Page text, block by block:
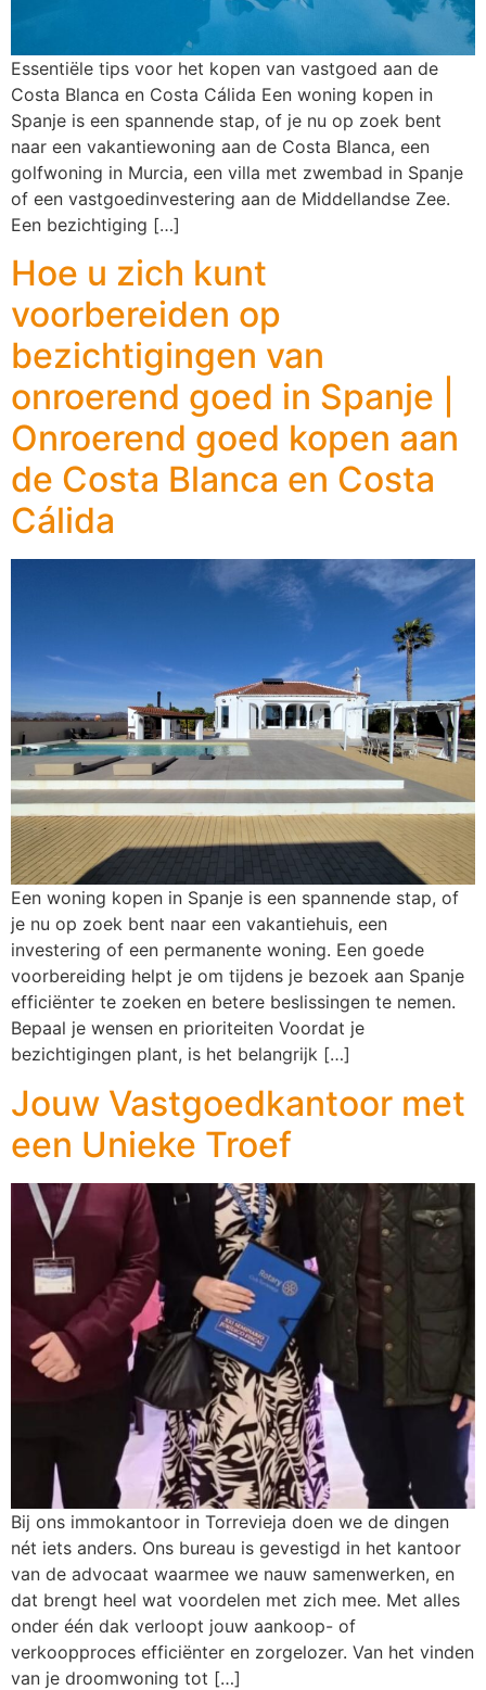
Essentiële tips voor het kopen van vastgoed aan de
Costa Blanca en Costa Cálida Een woning kopen in
Spanje is een spannende stap, of je nu op zoek bent
naar een vakantiewoning aan de Costa Blanca, een
golfwoning in Murcia, een villa met zwembad in Spanje
of een vastgoedinvestering aan de Middellandse Zee.
Een bezichtiging […]
Hoe u zich kunt
voorbereiden op
bezichtigingen van
onroerend goed in Spanje |
Onroerend goed kopen aan
de Costa Blanca en Costa
Cálida
Een woning kopen in Spanje is een spannende stap, of
je nu op zoek bent naar een vakantiehuis, een
investering of een permanente woning. Een goede
voorbereiding helpt je om tijdens je bezoek aan Spanje
efficiënter te zoeken en betere beslissingen te nemen.
Bepaal je wensen en prioriteiten Voordat je
bezichtigingen plant, is het belangrijk […]
Jouw Vastgoedkantoor met
een Unieke Troef
Bij ons immokantoor in Torrevieja doen we de dingen
nét iets anders. Ons bureau is gevestigd in het kantoor
van de advocaat waarmee we nauw samenwerken, en
dat brengt heel wat voordelen met zich mee. Met alles
onder één dak verloopt jouw aankoop- of
verkoopproces efficiënter en zorgelozer. Van het vinden
van je droomwoning tot […]